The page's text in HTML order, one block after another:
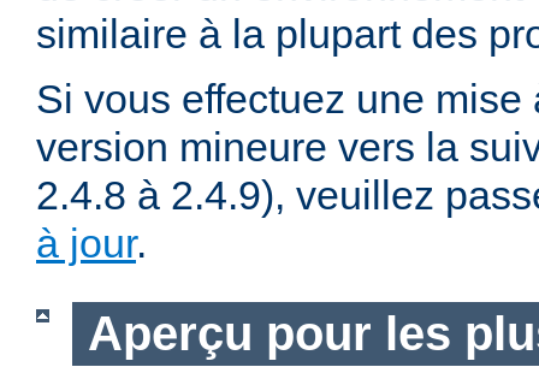
similaire à la plupart des
Si vous effectuez une
version mineure vers la
2.4.8 à 2.4.9), veuillez
à jour.
Aperçu pour les